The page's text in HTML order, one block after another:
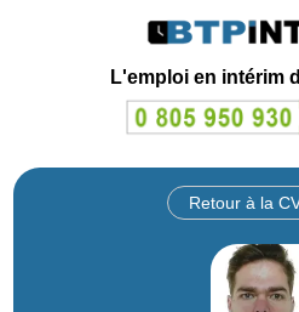
L'emploi en intérim
Retour à la